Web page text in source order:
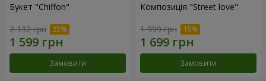
Букет "Chiffon"
2 132 грн
Замовити
Композиція "Street love"
1 999 грн
Замовити